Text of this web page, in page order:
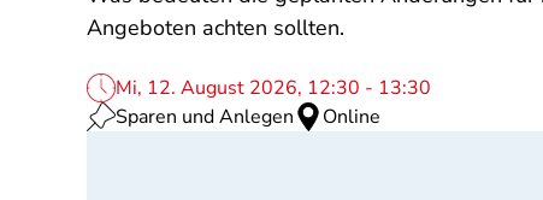
Angeboten achten sollten.
Mi, 12. August 2026, 12:30 - 13:30
Sparen und Anlegen
Online